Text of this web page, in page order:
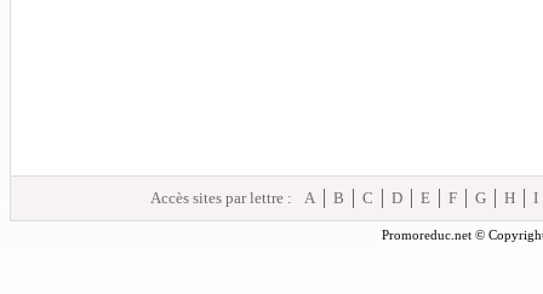
Accès sites par lettre : A B C D E F G H I
Promoreduc.net ©